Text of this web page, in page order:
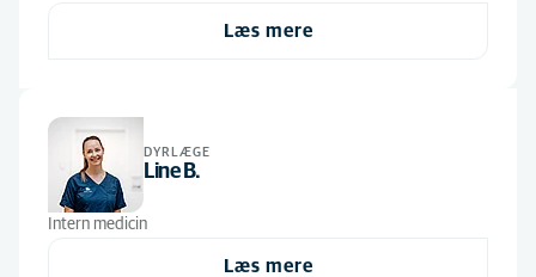
Læs mere
DYRLÆGE
Line B.
Intern medicin
Læs mere